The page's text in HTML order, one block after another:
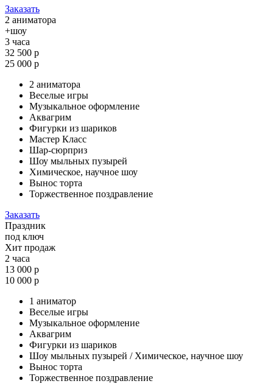
Заказать
2 аниматора
+шоу
3 часа
32 500 р
25 000 р
2 аниматора
Веселые игры
Музыкальное оформление
Аквагрим
Фигурки из шариков
Мастер Класс
Шар-сюрприз
Шоу мыльных пузырей
Химическое, научное шоу
Вынос торта
Торжественное поздравление
Заказать
Праздник
под ключ
Хит продаж
2 часа
13 000 р
10 000 р
1 аниматор
Веселые игры
Музыкальное оформление
Аквагрим
Фигурки из шариков
Шоу мыльных пузырей / Химическое, научное шоу
Вынос торта
Торжественное поздравление